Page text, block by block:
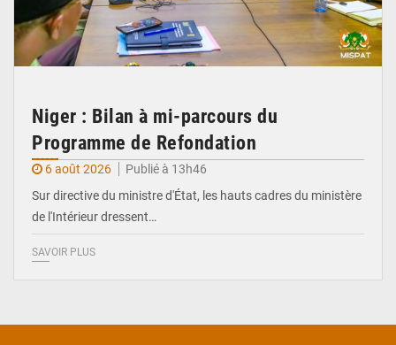
Niger : Bilan à mi-parcours du
Programme de Refondation
6 août 2026
Publié à 13h46
Sur directive du ministre d'État, les hauts cadres du ministère
de l'Intérieur dressent…
SAVOIR PLUS